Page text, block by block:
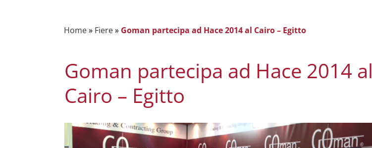
Home» Fiere» Goman partecipa ad Hace 2014 al Cairo – Egitto
Goman partecipa ad Hace 2014 al
Cairo – Egitto